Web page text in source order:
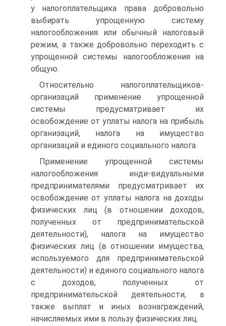
у налогоплательщика права добровольно
выбирать упрощенную систему
налогообложения или обычный налоговый
режим, а также добровольно переходить с
упрощенной системы налогообложения на
общую.
Относительно налогоплательщиков-
организаций применение упрощенной
системы предусматривает их
освобождение от уплаты налога на прибыль
организаций, налога на имущество
организаций и единого социального налога.
Применение упрощенной системы
налогообложения инди-видуальными
предпринимателями предусматривает их
освобождение от уплаты налога на доходы
физических лиц (в отношении доходов,
полученных от предпринимательской
деятельности), налога на имущество
физических лиц (в отношении имущества,
используемого для предпринимательской
деятельности) и единого социального налога
с доходов, полученных от
предпринимательской деятельности, а
также выплат и иных вознаграждений,
начисляемых ими в пользу физических лиц.